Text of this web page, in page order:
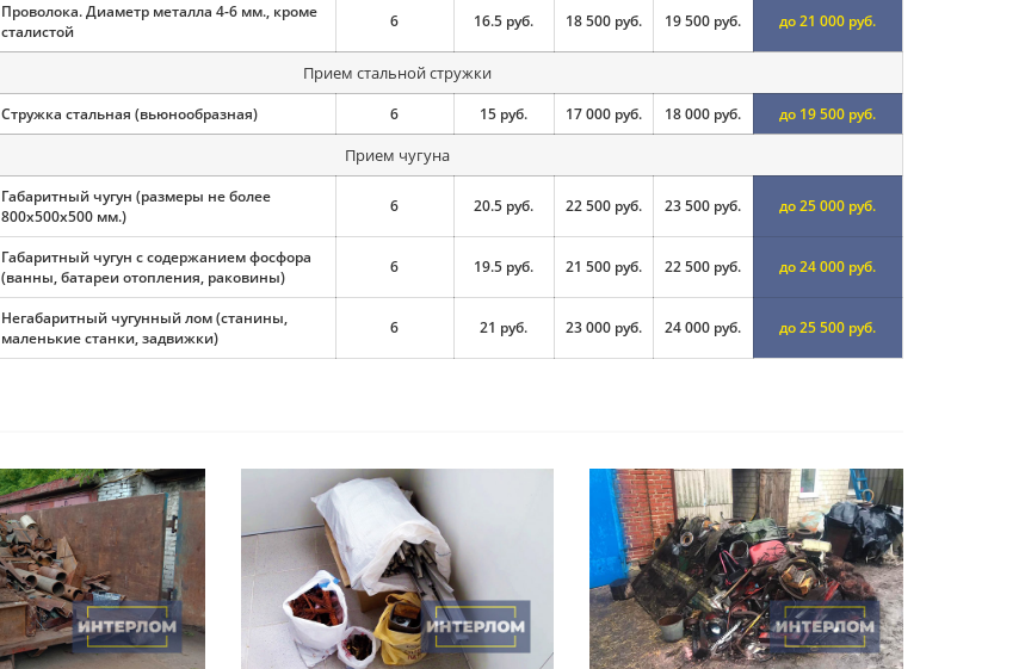
Проволока. Диаметр металла 4-6 мм., кроме
сталистой
6 16.5 руб. 18 500 руб. 19 500 руб. до 21 000 руб.
Прием стальной стружки
Стружка стальная (вьюнообразная) 6 15 руб. 17 000 руб. 18 000 руб. до 19 500 руб.
Прием чугуна
Габаритный чугун (размеры не более
800х500х500 мм.)
6 20.5 руб. 22 500 руб. 23 500 руб. до 25 000 руб.
Габаритный чугун с содержанием фосфора
(ванны, батареи отопления, раковины)
6 19.5 руб. 21 500 руб. 22 500 руб. до 24 000 руб.
Негабаритный чугунный лом (станины,
маленькие станки, задвижки)
6 21 руб. 23 000 руб. 24 000 руб. до 25 500 руб.